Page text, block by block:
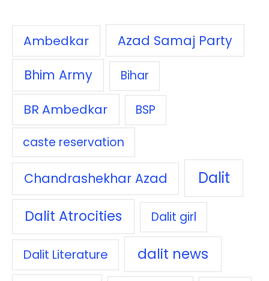
Ambedkar
Azad Samaj Party
Bhim Army
Bihar
BR Ambedkar
BSP
caste reservation
Chandrashekhar Azad Dalit
Dalit Atrocities Dalit girl
Dalit Literature dalit news